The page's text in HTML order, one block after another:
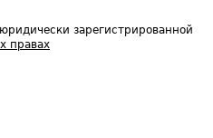
зарегистрированной
правах